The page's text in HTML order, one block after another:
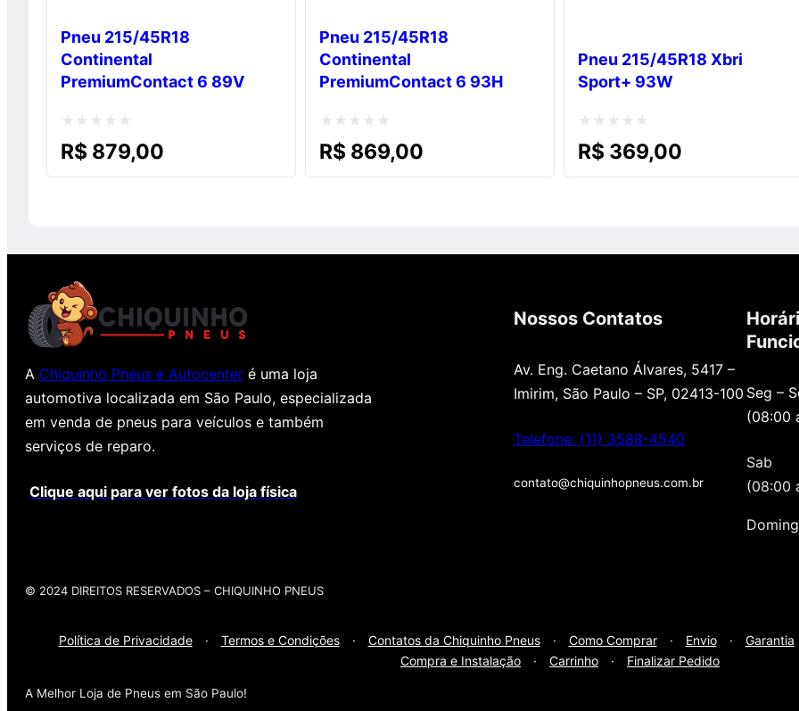
Pneu 215/45R18
Continental
PremiumContact 6 89V
Avaliação
R$ 879,00
Pneu 215/45R18
Continental
PremiumContact 6 93H
Avaliação
R$ 869,00
Pneu 215/45R18 Xbri
Sport+ 93W
Avaliação
R$ 369,00
A Chiquinho Pneus e Autocenter é uma loja
automotiva localizada em São Paulo, especializada
em venda de pneus para veículos e também
serviços de reparo.
Clique aqui para ver fotos da loja física
Nossos Contatos
Av. Eng. Caetano Álvares, 5417 –
Imirim, São Paulo – SP, 02413-100
Telefone: (11) 3588-4540
contato@chiquinhopneus.com.br
Seg –
(08:00
Sab
(08:00
© 2024 DIREITOS RESERVADOS​ – CHIQUINHO PNEUS
Política de Privacidade · Termos e Condições · Contatos da Chiquinho Pneus · Como Comprar · Envio · Garantia
Compra e Instalação
· Carrinho · Finalizar Pedido
A Melhor Loja de Pneus em São Paulo!